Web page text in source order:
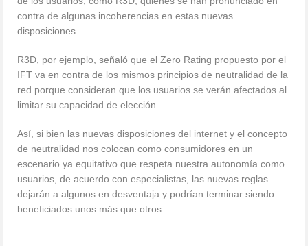
contra de algunas incoherencias en estas nuevas
disposiciones.
R3D, por ejemplo, señaló que el Zero Rating propuesto por el
IFT va en contra de los mismos principios de neutralidad de la
red porque consideran que los usuarios se verán afectados al
limitar su capacidad de elección.
Así, si bien las nuevas disposiciones del internet y el concepto
de neutralidad nos colocan como consumidores en un
escenario ya equitativo que respeta nuestra autonomía como
usuarios, de acuerdo con especialistas, las nuevas reglas
dejarán a algunos en desventaja y podrían terminar siendo
beneficiados unos más que otros.